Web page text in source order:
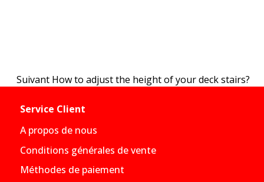
Suivant How to adjust the height of your deck stairs?
Service Client
A propos de nous
Conditions générales de vente
Méthodes de paiement